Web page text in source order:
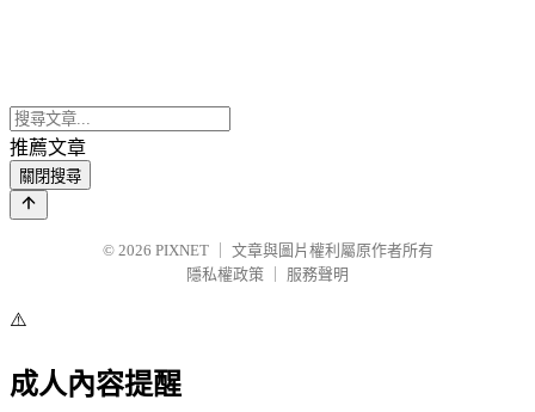
推薦文章
關閉搜尋
© 2026 PIXNET
文章與圖片權利屬原作者所有
隱私權政策
服務聲明
⚠️
成人內容提醒